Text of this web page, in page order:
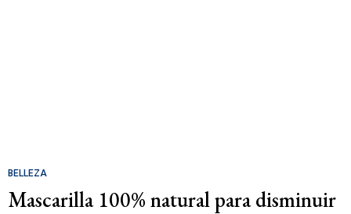
BELLEZA
Mascarilla 100% natural para disminuir